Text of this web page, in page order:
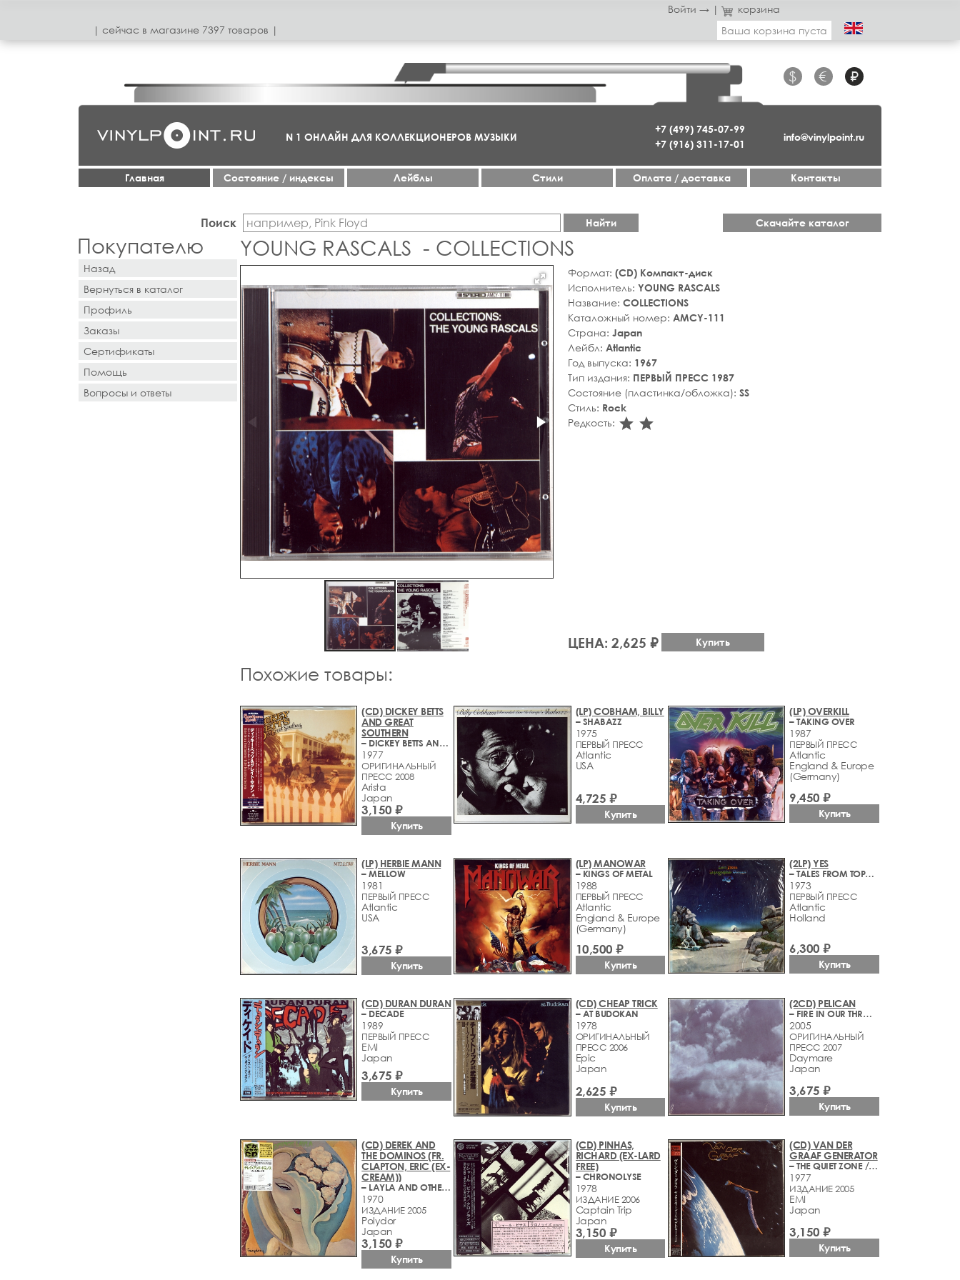
Войти → |
корзина
| сeйчас в магазинe 7397 товаров |
Ваша корзина пуста
+7 (499) 745-07-99
+7 (916) 311-17-01
$ € ₽
info@vinylpoint.ru
N 1 ОНЛАЙН ДЛЯ КОЛЛЕКЦИОНЕРОВ МУЗЫКИ
Главная Cостояние / индексы Лейблы Стили Оплата / доставка Контакты
Поиск Найти Скачайте каталог
Покупателю
Назад
Вернуться в каталог
Профиль
Заказы
Сертификаты
Помощь
Вопросы и ответы
YOUNG RASCALS ‎ - COLLECTIONS
Формат: (CD) Компакт-диск
Исполнитель: YOUNG RASCALS ‎
Название: COLLECTIONS
Каталожный номер: AMCY-111
Страна: Japan
Лейбл: Atlantic
Год выпуска: 1967
Тип издания: ПЕРВЫЙ ПРЕСС 1987
Состояние (пластинка/обложка): SS
Стиль: Rock
Редкость: star_rate
star_rate
ЦЕНА: 2,625 ₽ Купить
Похожие товары:
(CD) DICKEY BETTS
AND GREAT
SOUTHERN
– DICKEY BETTS AND GREAT SOUTHERN
1977
ОРИГИНАЛЬНЫЙ
ПРЕСС 2008
Arista
Japan
3,150 ₽
Купить
(LP) COBHAM, BILLY
– SHABAZZ
1975
ПЕРВЫЙ ПРЕСС
Atlantic
USA
4,725 ₽
Купить
(LP) OVERKILL
– TAKING OVER
1987
ПЕРВЫЙ ПРЕСС
Atlantic
England & Europe
(Germany)
9,450 ₽
Купить
(LP) HERBIE MANN
– MELLOW
1981
ПЕРВЫЙ ПРЕСС
Atlantic
USA
3,675 ₽
Купить
(LP) MANOWAR
– KINGS OF METAL
1988
ПЕРВЫЙ ПРЕСС
Atlantic
England & Europe
(Germany)
10,500 ₽
Купить
(2LP) YES
– TALES FROM TOPOGRAPHIC OCEANS
1973
ПЕРВЫЙ ПРЕСС
Atlantic
Holland
6,300 ₽
Купить
(CD) DURAN DURAN
– DECADE
1989
ПЕРВЫЙ ПРЕСС
EMI
Japan
3,675 ₽
Купить
(CD) CHEAP TRICK
– AT BUDOKAN
1978
ОРИГИНАЛЬНЫЙ
ПРЕСС 2006
Epic
Japan
2,625 ₽
Купить
(2CD) PELICAN
– FIRE IN OUR THROATS WILL BECKON THE THAW
2005
ОРИГИНАЛЬНЫЙ
ПРЕСС 2007
Daymare
Japan
3,675 ₽
Купить
(CD) DEREK AND
THE DOMINOS (FR.
CLAPTON, ERIC (EX-
CREAM))
– LAYLA AND OTHER ASSORTED LOVE SONGS
1970
ИЗДАНИЕ 2005
Polydor
Japan
3,150 ₽
Купить
(CD) PINHAS,
RICHARD (EX-LARD
FREE)
– CHRONOLYSE
1978
ИЗДАНИЕ 2006
Captain Trip
Japan
3,150 ₽
Купить
(CD) VAN DER
GRAAF GENERATOR
– THE QUIET ZONE / THE PLEASURE DOME
1977
ИЗДАНИЕ 2005
EMI
Japan
3,150 ₽
Купить